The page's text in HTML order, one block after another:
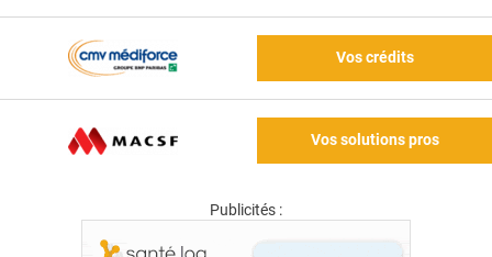
Vos crédits
Vos solutions pros
Publicités :